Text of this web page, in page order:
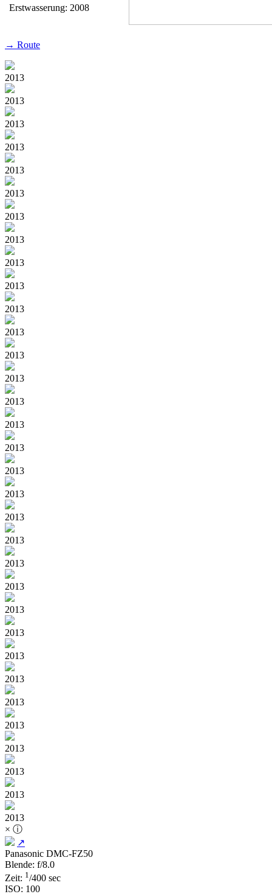
Erstwasserung: 2008
→ Route
2013
2013
2013
2013
2013
2013
2013
2013
2013
2013
2013
2013
2013
2013
2013
2013
2013
2013
2013
2013
2013
2013
2013
2013
2013
2013
2013
2013
2013
2013
2013
2013
2013
× ⓘ
↗
Panasonic DMC-FZ50
Blende: f/8.0
Zeit: 1 /400 sec
ISO: 100